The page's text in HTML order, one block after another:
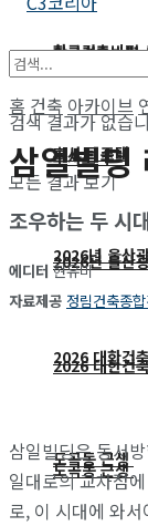
한국건축비평
후사토 주택
2026년 울산
2026 대한건
도곡동 근생
한국건축비평
후사토 주택
2026년 울산
2026 대한건
도곡동 근생
검색 결과가 없습
모든 결과 보기
홈 건축 아카이브
삼일빌딩
조우하는 두 시
에디터 현유미
자료제공 정림건축종
삼일빌딩은 동서
일대로의 교차점
로, 이 시대에 와